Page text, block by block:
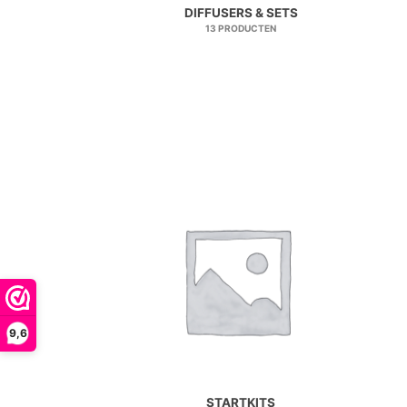
9,6
DIFFUSERS & SETS
13 PRODUCTEN
STARTKITS